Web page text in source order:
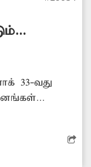
33-வது
அந்த